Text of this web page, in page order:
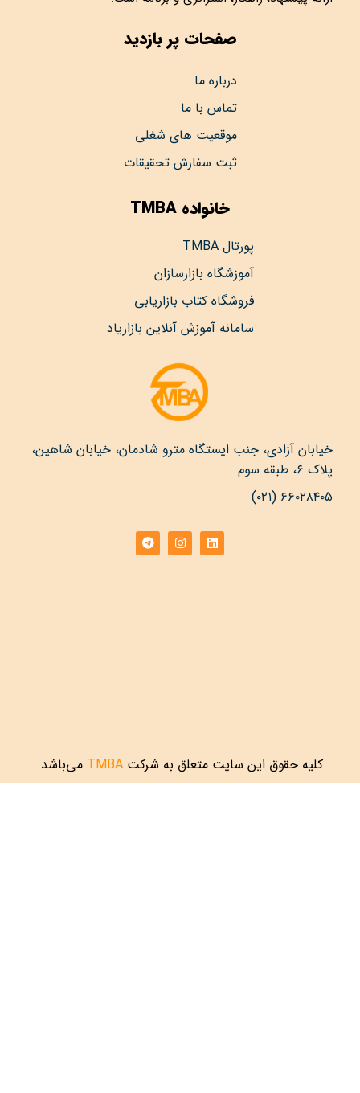
صفحات پر بازدید
درباره ما
تماس با ما
موقعیت های شغلی
ثبت سفارش تحقیقات
خانواده TMBA
پورتال TMBA
آموزشگاه بازارسازان
فروشگاه کتاب بازاریابی
سامانه آموزش آنلاین بازاریاد
خیابان آزادی، جنب ایستگاه مترو شادمان، خیابان شاهین،
پلاک ۶، طبقه سوم
۶۶۰۲۸۴۰۵ (۰۲۱)
کلیه حقوق این سایت متعلق به شرکت TMBA می‌باشد.